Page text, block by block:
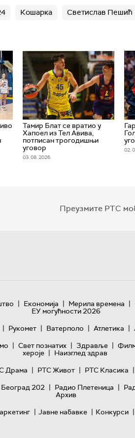
Кошарка Светислав Пешић
Тамир Блат се вратио у
Хапоел из Тел Авива,
потписан трогодишњи
уговор
03. 08. 2026.
02.
Преузмите РТС
| Економија | Мерила времена |
ЕУ могућности 2026
| Рукомет | Ватерполо | Атлетика |
| Свет познатих | Здравље |
хероје | Наизглед здрав
Драма | РТС Живот | РТС Класика |
Београд 202 | Радио Плетеница |
Архив
| Јавне набавке | Конкурси |